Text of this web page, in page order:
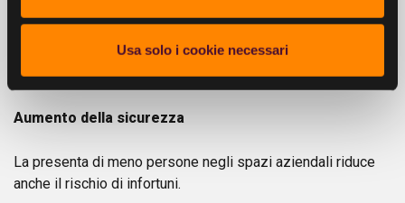
Usa solo i cookie necessari
determinati obiettivi in una finestra di tempo ben definita si
sente investita di una maggiore responsabilità per la buona
riuscita del lavoro e per le sorti dell’azienda.
Aumento della sicurezza
La presenta di meno persone negli spazi aziendali riduce
anche il rischio di infortuni.